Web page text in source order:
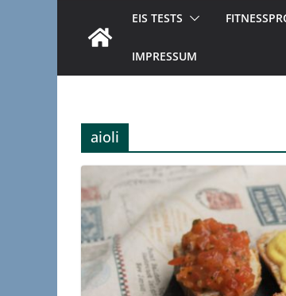
EIS TESTS
IMPRESSUM
aioli